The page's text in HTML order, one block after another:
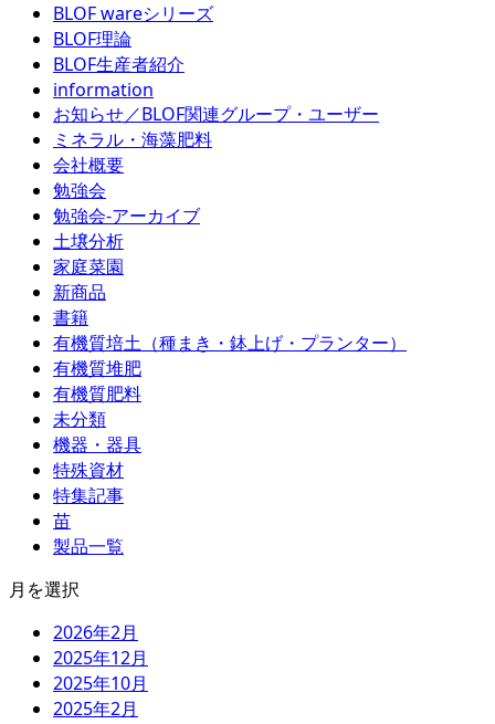
BLOF wareシリーズ
BLOF理論
BLOF生産者紹介
information
お知らせ／BLOF関連グループ・ユーザー
ミネラル・海藻肥料
会社概要
勉強会
勉強会-アーカイブ
土壌分析
家庭菜園
新商品
書籍
有機質培土（種まき・鉢上げ・プランター）
有機質堆肥
有機質肥料
未分類
機器・器具
特殊資材
特集記事
苗
製品一覧
月を選択
2026年2月
2025年12月
2025年10月
2025年2月